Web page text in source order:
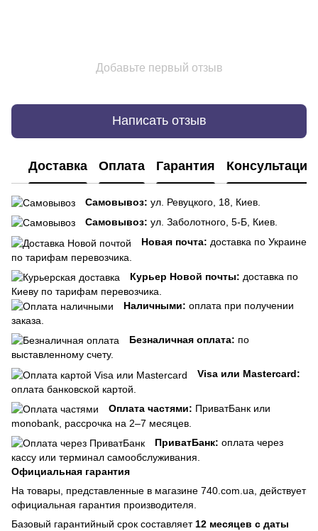
Добавьте первый отзыв
Написать отзыв
Доставка Оплата Гарантия Консультация
Самовывоз: ул. Ревуцкого, 18, Киев.
Самовывоз: ул. Заболотного, 5-Б, Киев.
Новая почта: доставка по Украине
по тарифам перевозчика.
Курьер Новой почты: доставка по
Киеву по тарифам перевозчика.
Наличными: оплата при получении
заказа.
Безналичная оплата: по
выставленному счету.
Visa или Mastercard:
оплата банковской картой.
Оплата частями: ПриватБанк или
monobank, рассрочка на 2–7 месяцев.
ПриватБанк: оплата через
кассу или терминал самообслуживания.
Официальная гарантия
На товары, представленные в магазине 740.com.ua, действует
официальная гарантия производителя.
Базовый гарантийный срок составляет12 месяцев с даты